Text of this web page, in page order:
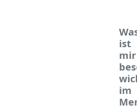
ist
mir
im